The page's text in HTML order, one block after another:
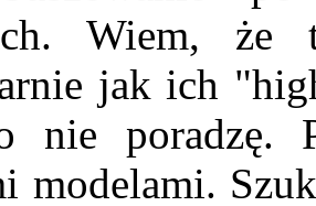
Wiem,
jak ich
nie poradzę.
modelami.